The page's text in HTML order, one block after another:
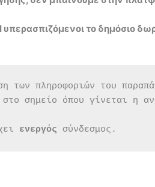
το δημόσιο
των πληροφοριών του
στο σημείο όπου γίνεται η
ενεργός σύνδεσμος.